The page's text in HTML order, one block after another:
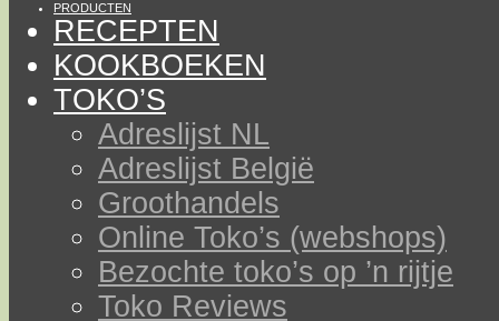
PRODUCTEN
RECEPTEN
KOOKBOEKEN
TOKO’S
Adreslijst NL
Adreslijst België
Groothandels
Online Toko’s (webshops)
Bezochte toko’s op ’n rijtje
Toko Reviews